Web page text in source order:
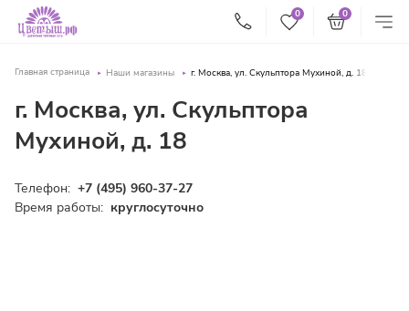
0 0
Главная страница Наши магазины г. Москва, ул. Скульптора Мухиной, д. 18
г. Москва, ул. Скульптора
Мухиной, д. 18
Телефон: +7 (495) 960-37-27
Время работы: круглосуточно